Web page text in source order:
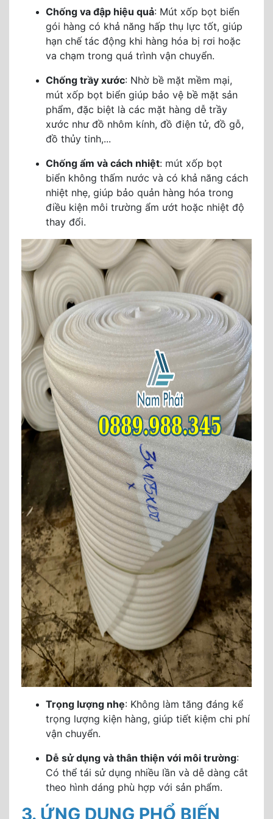
Chống va đập hiệu quả: Mút xốp bọt biển
gói hàng có khả năng hấp thụ lực tốt, giúp
hạn chế tác động khi hàng hóa bị rơi hoặc
va chạm trong quá trình vận chuyển.
Chống trầy xước: Nhờ bề mặt mềm mại,
mút xốp bọt biển giúp bảo vệ bề mặt sản
phẩm, đặc biệt là các mặt hàng dễ trầy
xước như đồ nhôm kính, đồ điện tử, đồ gỗ,
đồ thủy tinh,...
Chống ẩm và cách nhiệt: mút xốp bọt
biển không thấm nước và có khả năng cách
nhiệt nhẹ, giúp bảo quản hàng hóa trong
điều kiện môi trường ẩm ướt hoặc nhiệt độ
thay đổi.
Trọng lượng nhẹ: Không làm tăng đáng kể
trọng lượng kiện hàng, giúp tiết kiệm chi phí
vận chuyển.
Dễ sử dụng và thân thiện với môi trường:
Có thể tái sử dụng nhiều lần và dễ dàng cắt
theo hình dáng phù hợp với sản phẩm.
3. ỨNG DỤNG PHỔ BIẾN